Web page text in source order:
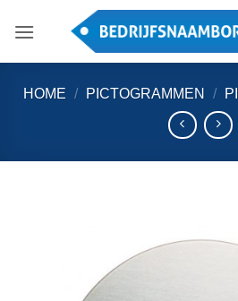
naar
HOME / PICTOGRAMMEN /